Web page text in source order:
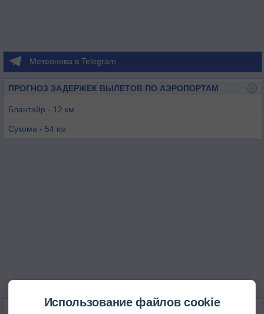
Метеонова в Telegram
ПРОГНОЗ ЗАДЕРЖЕК ВЫЛЕТОВ ПО АЭРОПОРТАМ
Блантайр - 12 км
Сукома - 54 км
КАРТЫ ПОГОДЫ В БЛАНТАЙРЕ
Использование файлов cookie